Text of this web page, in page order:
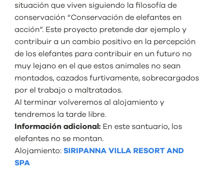
situación que viven siguiendo la filosofía de
conservación “Conservación de elefantes en
acción”. Este proyecto pretende dar ejemplo y
contribuir a un cambio positivo en la percepción
de los elefantes para contribuir en un futuro no
muy lejano en el que estos animales no sean
montados, cazados furtivamente, sobrecargados
por el trabajo o maltratados.
Al terminar volveremos al alojamiento y
tendremos la tarde libre.
Información adicional: En este santuario, los
elefantes no se montan.
Alojamiento: SIRIPANNA VILLA RESORT AND
SPA